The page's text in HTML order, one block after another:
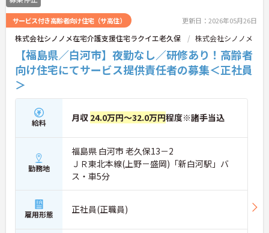
サービス付き高齢者向け住宅（サ高住） 更新日：2026年05月26日
株式会社シノノメ在宅介護支援住宅ラクイエ老久保 株式会社シノノメ
【福島県／白河市】夜勤なし／研修あり！高齢者
向け住宅にてサービス提供責任者の募集＜正社員
＞
給料 月収 24.0万円～32.0万円程度※諸手当込
勤務地
福島県 白河市 老久保13－2
ＪＲ東北本線(上野－盛岡)「新白河駅」バ
ス・車5分
雇用形態 正社員(正職員)